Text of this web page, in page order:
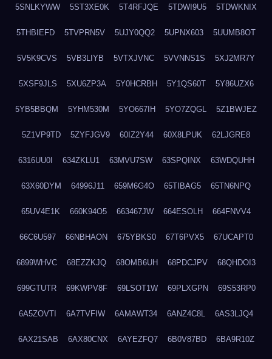
5SNLKYWW 5ST3XE0K 5T4RFJQE 5TDWI9U5 5TDWKNIX
5THBIEFD 5TVPRN5V 5UJY0QQ2 5UPNX603 5UUMB8OT
5V5K9CVS 5VB3LIYB 5VTXJVNC 5VVNNS1S 5XJ2MR7Y
5XSF9JLS 5XU6ZP3A 5Y0HCRBH 5Y1QS60T 5Y86UZX6
5YB5BBQM 5YHM530M 5YO667IH 5YO7ZQGL 5Z1BWJEZ
5Z1VP9TD 5ZYFJGV9 60IZ2Y44 60X8LPUK 62LJGRE8
6316UU0I 634ZKLU1 63MVU7SW 63SPQINX 63WDQUHH
63X60DYM 64996J11 659M6G4O 65TIBAG5 65TN6NPQ
65UV4E1K 660K94O5 663467JW 664ESOLH 664FNVV4
66C6U597 66NBHAON 675YBKS0 67T6PVX5 67UCAPT0
6899WHVC 68EZZKJQ 68OMB6UH 68PDCJPV 68QHDOI3
699GTUTR 69KWPV8F 69LSOT1W 69PLXGPN 69S53RP0
6A5ZOVTI 6A7TVFIW 6AMAWT34 6ANZ4C8L 6AS3LJQ4
6AX21SAB 6AX80CNX 6AYEZFQ7 6B0V87BD 6BA9R10Z